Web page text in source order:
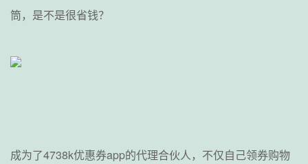
筒，是不是很省钱？
成为了4738k优惠券app的代理合伙人，不仅自己领券购物